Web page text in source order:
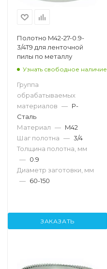
Полотно M42-27-0.9-
3/4T9 для ленточной
пилы по металлу
Узнать свободное наличие
Группа
обрабатываемых
материалов — P-
Сталь
Материал — M42
Шаг полотна — 3/4
Толщина полотна, мм
— 0.9
Диаметр заготовки, мм
— 60-150
ЗАКАЗАТЬ